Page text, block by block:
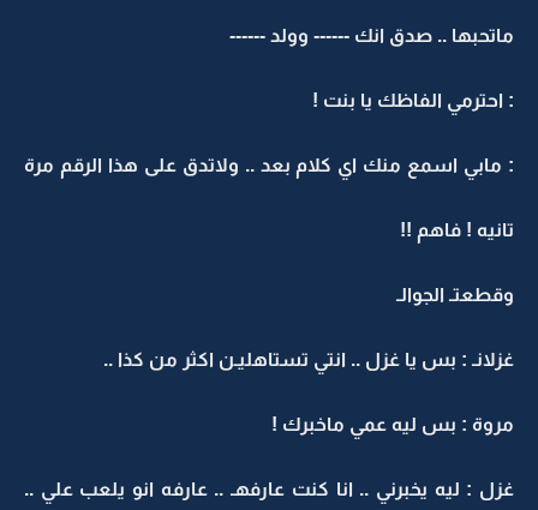
ماتحبها .. صدق انك ------ وولد ------
: احترمي الفاظك يا بنت !
: مابي اسمع منك اي كلام بعد .. ولاتدق على هذا الرقم مرة
تانيه ! فاهم !!
وقطعتـ الجوالـ
غزلانـ : بس يا غزل .. انتي تستاهليـن اكثر من كذا ..
مروة : بس ليه عمي ماخبرك !
غزل : ليه يخبرني .. انا كنت عارفهـ .. عارفه انو يلعب علي ..